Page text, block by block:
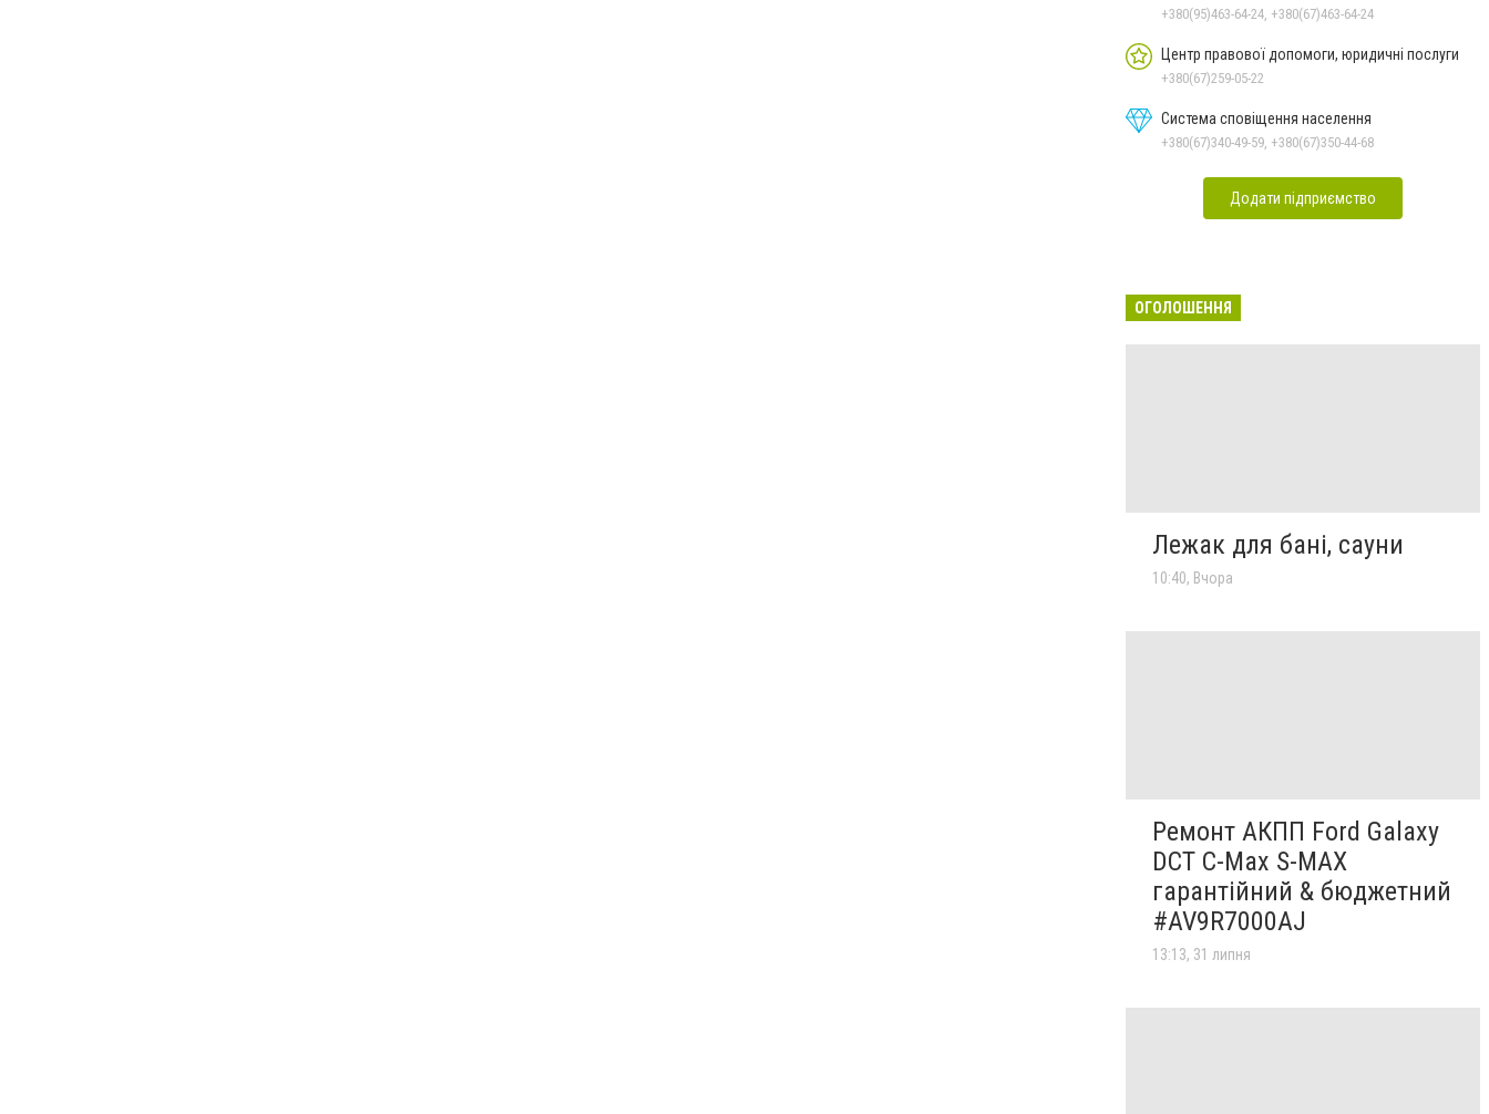
+380(95)463-64-24, +380(67)463-64-24
Центр правової допомоги, юридичні послуги
+380(67)259-05-22
Система сповіщення населення
+380(67)340-49-59, +380(67)350-44-68
Додати підприємство
ОГОЛОШЕННЯ
Лежак для бані, сауни
10:40, Вчора
Ремонт АКПП Ford Galaxy
DCT C-Max S-MAX
гарантійний & бюджетний
#AV9R7000AJ
13:13, 31 липня